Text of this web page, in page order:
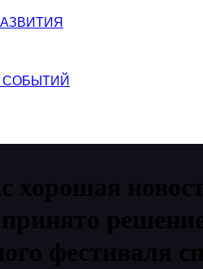
СОБЫТИЙ
хорошая
фестиваля